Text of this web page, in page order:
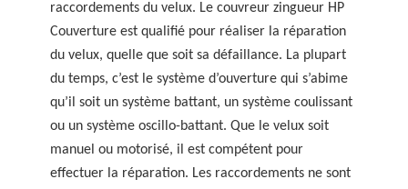
raccordements du velux. Le couvreur zingueur HP
Couverture est qualifié pour réaliser la réparation
du velux, quelle que soit sa défaillance. La plupart
du temps, c’est le système d’ouverture qui s’abime
qu’il soit un système battant, un système coulissant
ou un système oscillo-battant. Que le velux soit
manuel ou motorisé, il est compétent pour
effectuer la réparation. Les raccordements ne sont